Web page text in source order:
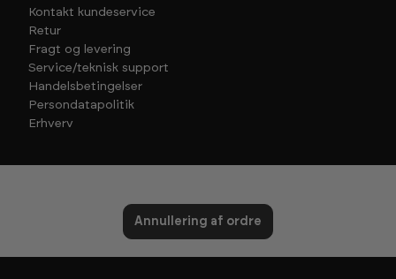
Kontakt kundeservice
Retur
Fragt og levering
Service/teknisk support
Handelsbetingelser
Persondatapolitik
Erhverv
Annullering af ordre